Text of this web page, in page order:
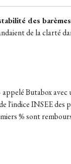
des barèmes
de la clarté
Butabox avec
l'indice INSEE des
% sont